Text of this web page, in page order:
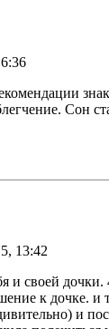
Сон
13:42
и своей
к дочке. и
и